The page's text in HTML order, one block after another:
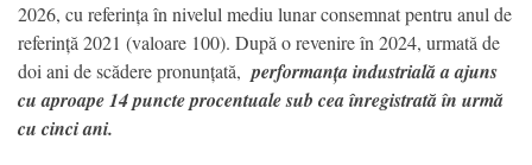
2026, cu referința în nivelul mediu lunar consemnat pentru anul de
referință 2021 (valoare 100). După o revenire în 2024, urmată de
doi ani de scădere pronunțată, performanța industrială a ajuns
cu aproape 14 puncte procentuale sub cea înregistrată în urmă
cu cinci ani.